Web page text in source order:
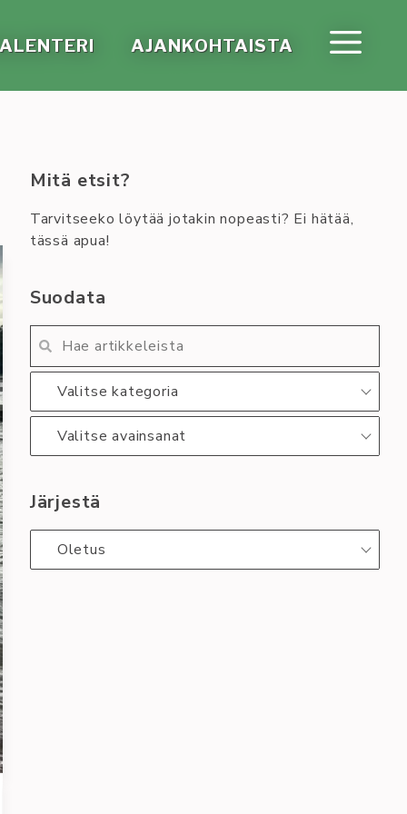
AJAN­KOH­TAIS­TA
Mitä etsit?
Tarvitseeko löytää jotakin nopeasti? Ei hätää,
tässä apua!
Suodata
Valitse kategoria
Valitse avainsanat
Järjestä
Oletus